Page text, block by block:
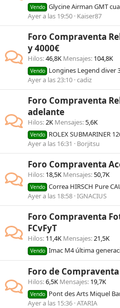
Vendo Glycine Airman GMT
Ayer a las 19:50 Kaiser87
Foro Compraventa
y 4000€
Hilos 46,8K Mensajes 104,8K
Vendo Longines Legend diver
Ayer a las 23:10 cadiz
Foro Compraventa
adelante
Hilos 2K Mensajes 5,6K
Vendo ROLEX SUBMARINER
Ayer a las 16:31
Borjitsu
Foro Compraventa
Hilos 18,5K Mensajes 50,7K
Vendo Correa HIRSCH Pure
Ayer a las 18:58 IGNACIUS
Foro Compraventa
FCvFyT
Hilos 11,4K Mensajes 21,5K
Vendo Imac M4 última
Foro de
Hilos 6,5K Mensajes 19,7K
Vendo Pont des Arts Miquel
Ayer a las 15:36 ATARIA